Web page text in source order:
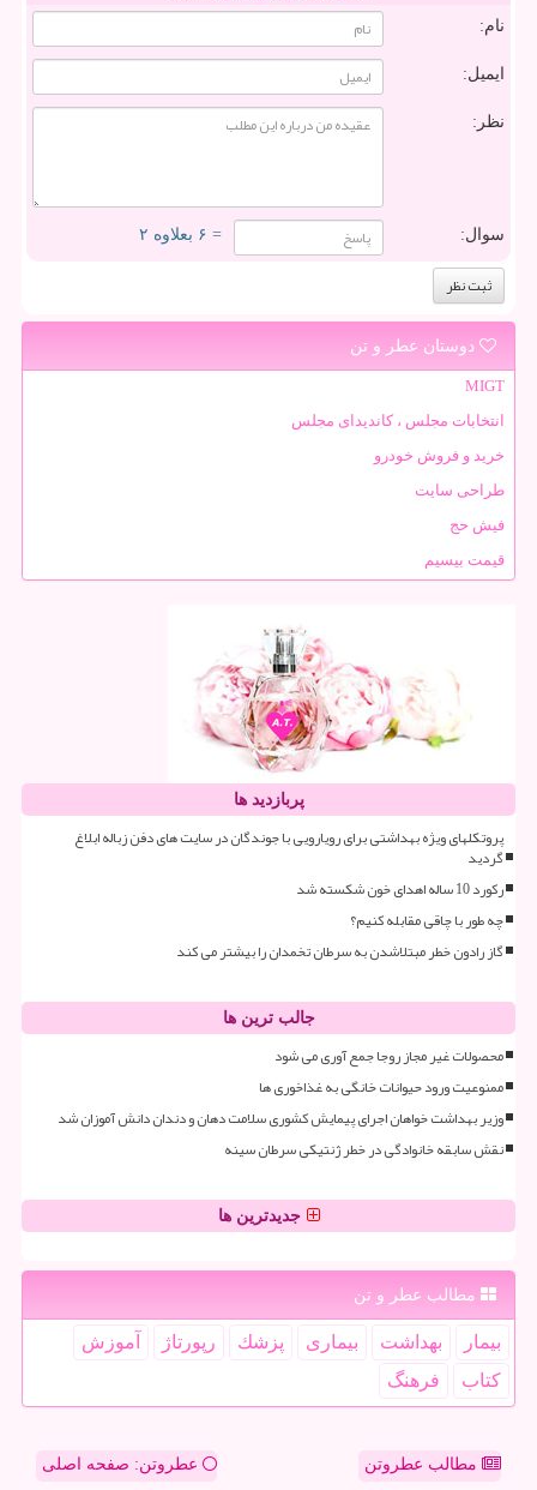
نام:
ایمیل:
نظر:
سوال: = ۶ بعلاوه ۲
دوستان عطر و تن
MIGT
انتخابات مجلس ، کاندیدای مجلس
خرید و فروش خودرو
طراحی سایت
فیش حج
قیمت بیسیم
پربازدید ها
پروتکلهای ویژه بهداشتی برای رویارویی با جوندگان در سایت های دفن زباله ابلاغ
گردید
رکورد 10 ساله اهدای خون شکسته شد
چه طور با چاقی مقابله کنیم؟
گاز رادون خطر مبتلاشدن به سرطان تخمدان را بیشتر می کند
جالب ترین ها
محصولات غیر مجاز روجا جمع آوری می شود
ممنوعیت ورود حیوانات خانگی به غذاخوری ها
وزیر بهداشت خواهان اجرای پیمایش کشوری سلامت دهان و دندان دانش آموزان شد
نقش سابقه خانوادگی در خطر ژنتیکی سرطان سینه
جدیدترین ها
مطالب عطر و تن
بیمار بهداشت بیماری پزشك رپورتاژ
آموزش
كتاب
فرهنگ
مطالب عطروتن عطروتن: صفحه اصلی